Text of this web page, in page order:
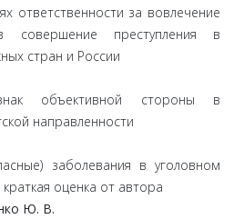
ответственности за вовлечение
совершение преступления в
стран и России
объективной стороны в
направленности
заболевания в уголовном
оценка от автора
Ю. В.